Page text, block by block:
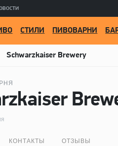
СТИЛИ ПИВОВАРНИ
Schwarzkaiser Brewery
КОНТАКТЫ ОТЗЫВЫ